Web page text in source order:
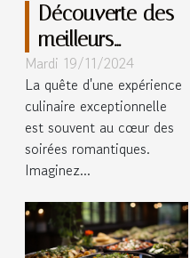
Découverte des
meilleurs
restaurants
gastronomiques
pour une soirée
romantique
Mardi 19/11/2024
La quête d'une expérience
culinaire exceptionnelle
est souvent au cœur des
soirées romantiques.
Imaginez...